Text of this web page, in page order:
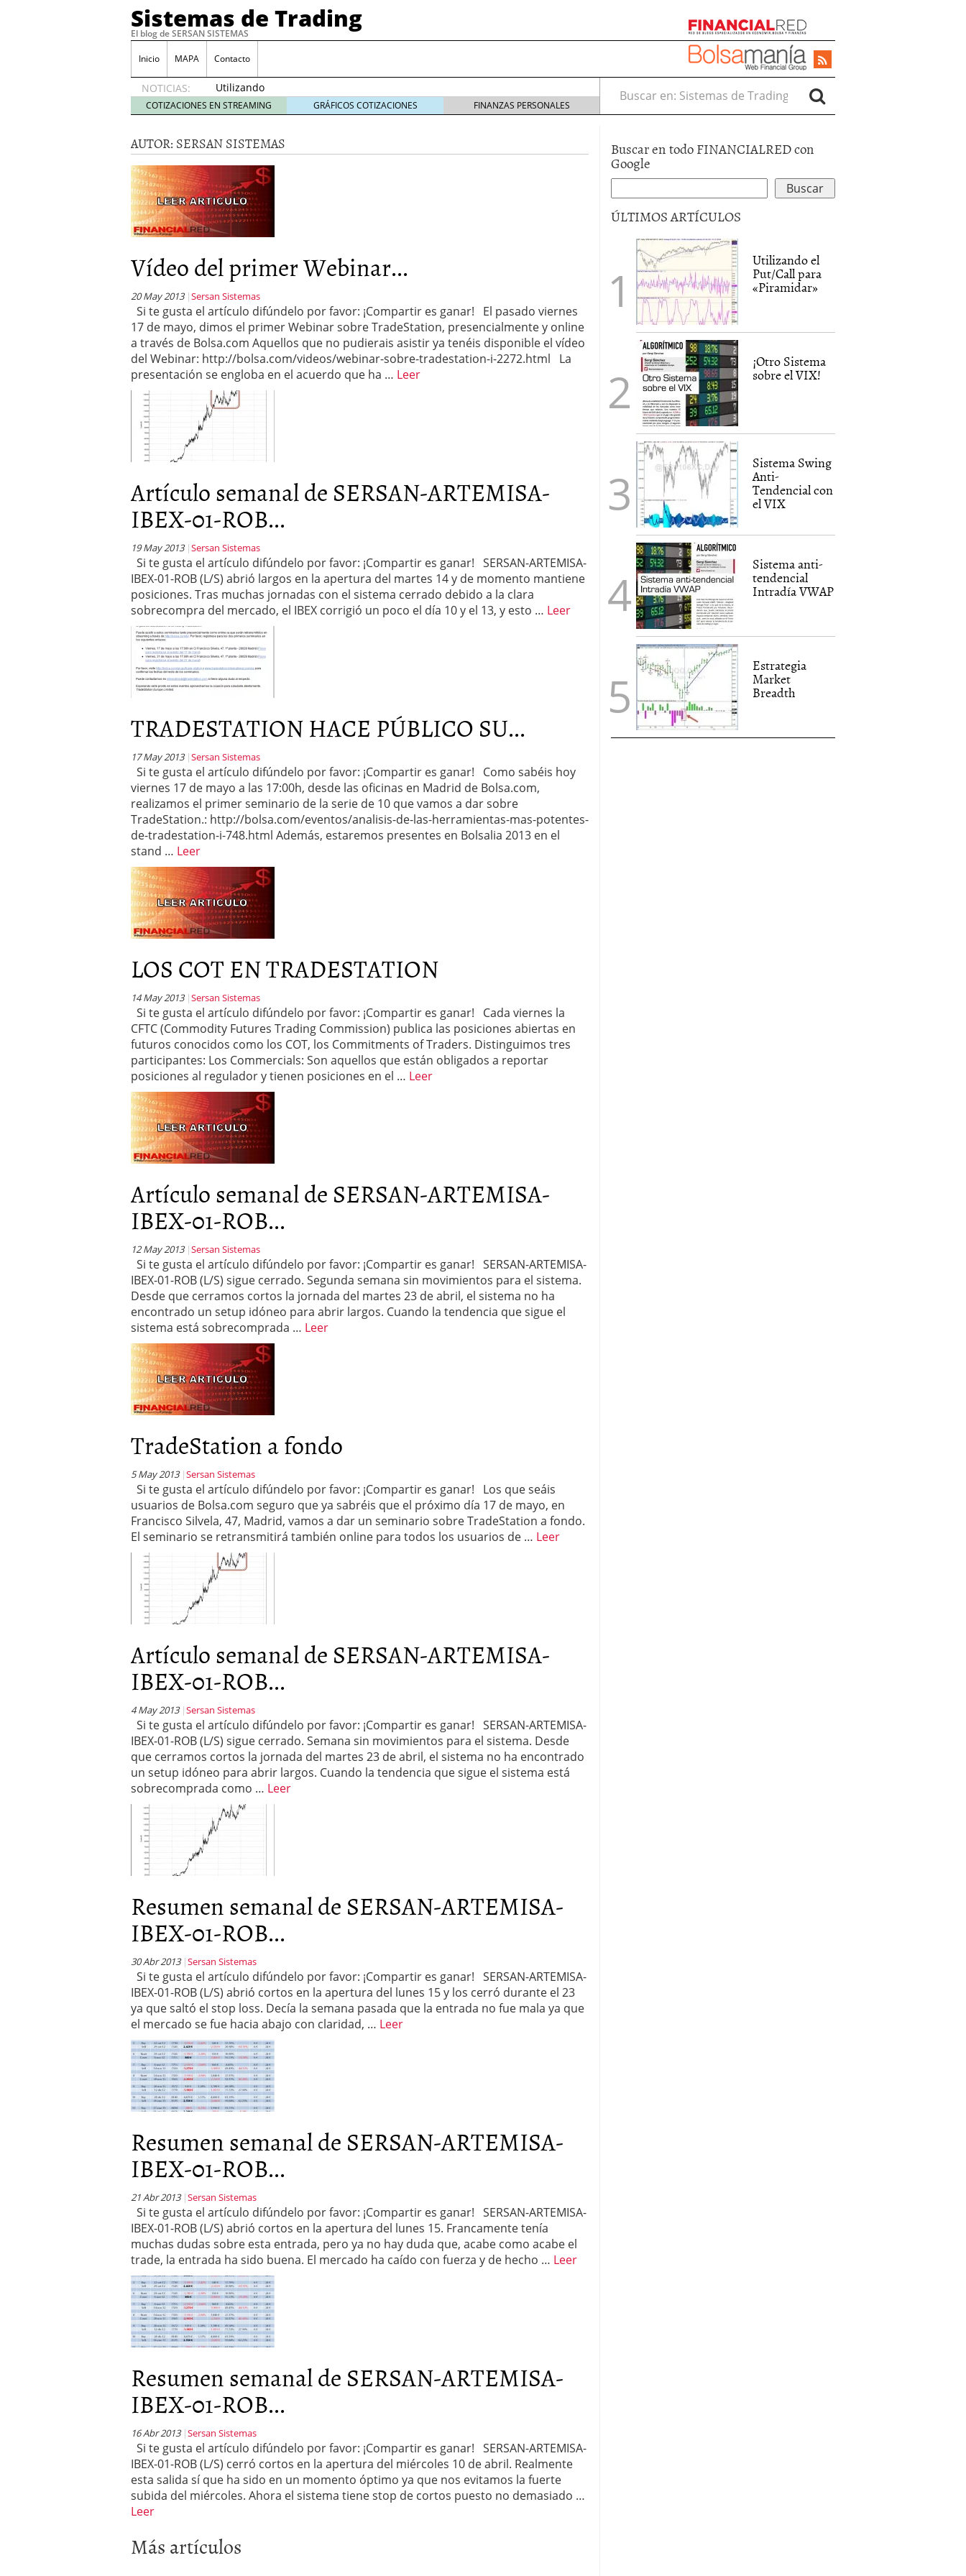
Sistemas de Trading
El blog de SERSAN SISTEMAS
Inicio MAPA Contacto
NOTICIAS:
Utilizando
el
Put/Call
«Piramidar»
7
septiembre,
2016
¡Otro Sistema sobre el VIX!
Sistema Swing Anti-Tendencial con el VIX
Sistema anti-tendencial Intradía VWAP
COTIZACIONES EN STREAMING GRÁFICOS COTIZACIONES FINANZAS PERSONALES
Buscar en:
AUTOR: SERSAN SISTEMAS
Vídeo del primer Webinar...
20 May 2013 Sersan Sistemas
Si te gusta el artículo difúndelo por favor: ¡Compartir es ganar! El pasado viernes
17 de mayo, dimos el primer Webinar sobre TradeStation, presencialmente y online
a través de Bolsa.com Aquellos que no pudierais asistir ya tenéis disponible el vídeo
del Webinar: http://bolsa.com/videos/webinar-sobre-tradestation-i-2272.html La
presentación se engloba en el acuerdo que ha … Leer
Artículo semanal de SERSAN-ARTEMISA-
IBEX-01-ROB...
19 May 2013 Sersan Sistemas
Si te gusta el artículo difúndelo por favor: ¡Compartir es ganar! SERSAN-ARTEMISA-
IBEX-01-ROB (L/S) abrió largos en la apertura del martes 14 y de momento mantiene
posiciones. Tras muchas jornadas con el sistema cerrado debido a la clara
sobrecompra del mercado, el IBEX corrigió un poco el día 10 y el 13, y esto … Leer
TRADESTATION HACE PÚBLICO SU...
17 May 2013 Sersan Sistemas
Si te gusta el artículo difúndelo por favor: ¡Compartir es ganar! Como sabéis hoy
viernes 17 de mayo a las 17:00h, desde las oficinas en Madrid de Bolsa.com,
realizamos el primer seminario de la serie de 10 que vamos a dar sobre
TradeStation.: http://bolsa.com/eventos/analisis-de-las-herramientas-mas-potentes-
de-tradestation-i-748.html Además, estaremos presentes en Bolsalia 2013 en el
stand … Leer
LOS COT EN TRADESTATION
14 May 2013 Sersan Sistemas
Si te gusta el artículo difúndelo por favor: ¡Compartir es ganar! Cada viernes la
CFTC (Commodity Futures Trading Commission) publica las posiciones abiertas en
futuros conocidos como los COT, los Commitments of Traders. Distinguimos tres
participantes: Los Commercials: Son aquellos que están obligados a reportar
posiciones al regulador y tienen posiciones en el … Leer
Artículo semanal de SERSAN-ARTEMISA-
IBEX-01-ROB...
12 May 2013 Sersan Sistemas
Si te gusta el artículo difúndelo por favor: ¡Compartir es ganar! SERSAN-ARTEMISA-
IBEX-01-ROB (L/S) sigue cerrado. Segunda semana sin movimientos para el sistema.
Desde que cerramos cortos la jornada del martes 23 de abril, el sistema no ha
encontrado un setup idóneo para abrir largos. Cuando la tendencia que sigue el
sistema está sobrecomprada … Leer
TradeStation a fondo
5 May 2013 Sersan Sistemas
Si te gusta el artículo difúndelo por favor: ¡Compartir es ganar! Los que seáis
usuarios de Bolsa.com seguro que ya sabréis que el próximo día 17 de mayo, en
Francisco Silvela, 47, Madrid, vamos a dar un seminario sobre TradeStation a fondo.
El seminario se retransmitirá también online para todos los usuarios de … Leer
Artículo semanal de SERSAN-ARTEMISA-
IBEX-01-ROB...
4 May 2013 Sersan Sistemas
Si te gusta el artículo difúndelo por favor: ¡Compartir es ganar! SERSAN-ARTEMISA-
IBEX-01-ROB (L/S) sigue cerrado. Semana sin movimientos para el sistema. Desde
que cerramos cortos la jornada del martes 23 de abril, el sistema no ha encontrado
un setup idóneo para abrir largos. Cuando la tendencia que sigue el sistema está
sobrecomprada como … Leer
Resumen semanal de SERSAN-ARTEMISA-
IBEX-01-ROB...
30 Abr 2013 Sersan Sistemas
Si te gusta el artículo difúndelo por favor: ¡Compartir es ganar! SERSAN-ARTEMISA-
IBEX-01-ROB (L/S) abrió cortos en la apertura del lunes 15 y los cerró durante el 23
ya que saltó el stop loss. Decía la semana pasada que la entrada no fue mala ya que
el mercado se fue hacia abajo con claridad, … Leer
Resumen semanal de SERSAN-ARTEMISA-
IBEX-01-ROB...
21 Abr 2013 Sersan Sistemas
Si te gusta el artículo difúndelo por favor: ¡Compartir es ganar! SERSAN-ARTEMISA-
IBEX-01-ROB (L/S) abrió cortos en la apertura del lunes 15. Francamente tenía
muchas dudas sobre esta entrada, pero ya no hay duda que, acabe como acabe el
trade, la entrada ha sido buena. El mercado ha caído con fuerza y de hecho … Leer
Resumen semanal de SERSAN-ARTEMISA-
IBEX-01-ROB...
16 Abr 2013 Sersan Sistemas
Si te gusta el artículo difúndelo por favor: ¡Compartir es ganar! SERSAN-ARTEMISA-
IBEX-01-ROB (L/S) cerró cortos en la apertura del miércoles 10 de abril. Realmente
esta salida sí que ha sido en un momento óptimo ya que nos evitamos la fuerte
subida del miércoles. Ahora el sistema tiene stop de cortos puesto no demasiado …
Leer
Más artículos
Buscar en todo FINANCIALRED con
Google
ÚLTIMOS ARTÍCULOS
Utilizando el
Put/Call para
«Piramidar»
¡Otro Sistema
sobre el VIX!
Sistema Swing
Anti-
Tendencial con
el VIX
Sistema anti-
tendencial
Intradía VWAP
Estrategia
Market
Breadth